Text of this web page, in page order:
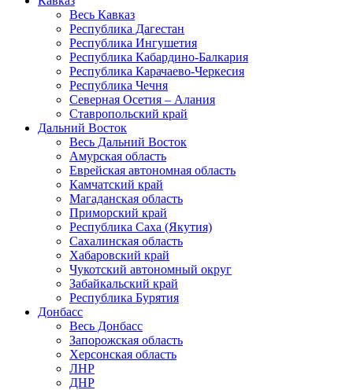
Весь Кавказ
Республика Дагестан
Республика Ингушетия
Республика Кабардино-Балкария
Республика Карачаево-Черкесия
Республика Чечня
Северная Осетия – Алания
Ставропольский край
Дальний Восток
Весь Дальний Восток
Амурская область
Еврейская автономная область
Камчатский край
Магаданская область
Приморский край
Республика Саха (Якутия)
Сахалинская область
Хабаровский край
Чукотский автономный округ
Забайкальский край
Республика Бурятия
Донбасс
Весь Донбасс
Запорожская область
Херсонская область
ЛНР
ДНР